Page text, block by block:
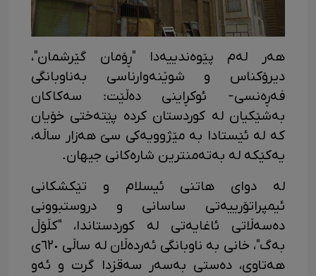
هەر لەم پێوەندییەدا "ڕۆمان گێرشمان"،
دیرۆکناس و شوێنەوارناسی بەناوبانگی
فەڕەنسی- ئوکڕاینی دەڵێت: سەکاکان
بەشێکیان لە کوردستان کردە پێتەختی خۆیان
کە لە ئێستادا بە مێژوویەکی سێ هەزار ساڵە،
یەکێکە لە بەتەمنترین شارەکانی جیهان.
لە دوای هاتنی ئیسلام و تێکشکانی
ئیمپراتۆرییەتی ساسانی و دروستبوونی
دەسەڵاتی ئاغایەتی لە کوردستاندا، "کڵۆڵ
بەگ"، خانی بە ناوبانگی ئەردەڵان لە ساڵی ٦٢٠ی
هەتاوی، دەستی بەسەر سەقزدا گرت و ئەو